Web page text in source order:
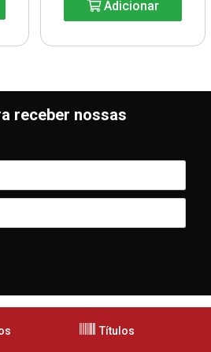
Adicionar
receber nossas
Títulos